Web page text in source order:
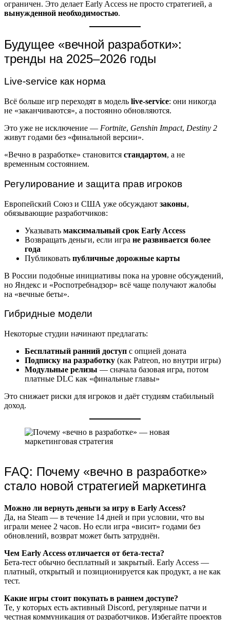
ограничен. Это делает Early Access не просто стратегией, а
вынужденной необходимостью.
Будущее «вечной разработки»:
тренды на 2025–2026 годы
Live-service как норма
Всё больше игр переходят в модель live-service: они никогда
не «заканчиваются», а постоянно обновляются.
Это уже не исключение — Fortnite, Genshin Impact, Destiny 2
живут годами без «финальной версии».
«Вечно в разработке» становится стандартом, а не
временным состоянием.
Регулирование и защита прав игроков
Европейский Союз и США уже обсуждают законы,
обязывающие разработчиков:
Указывать максимальный срок Early Access
Возвращать деньги, если игра не развивается более
года
Публиковать публичные дорожные карты
В России подобные инициативы пока на уровне обсуждений,
но Яндекс и «Роспотребнадзор» всё чаще получают жалобы
на «вечные беты».
Гибридные модели
Некоторые студии начинают предлагать:
Бесплатный ранний доступ с опцией доната
Подписку на разработку (как Patreon, но внутри игры)
Модульные релизы — сначала базовая игра, потом
платные DLC как «финальные главы»
Это снижает риски для игроков и даёт студиям стабильный
доход.
FAQ: Почему «вечно в разработке»
стало новой стратегией маркетинга
Можно ли вернуть деньги за игру в Early Access?
Да, на Steam — в течение 14 дней и при условии, что вы
играли менее 2 часов. Но если игра «висит» годами без
обновлений, возврат может быть затруднён.
Чем Early Access отличается от бета-теста?
Бета-тест обычно бесплатный и закрытый. Early Access —
платный, открытый и позиционируется как продукт, а не как
тест.
Какие игры стоит покупать в раннем доступе?
Те, у которых есть активный Discord, регулярные патчи и
честная коммуникация от разработчиков. Избегайте проектов